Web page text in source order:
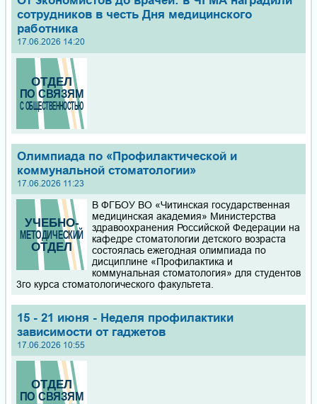
сотрудников в честь Дня медицинского
работника
17.06.2026 14:20
Олимпиада по «Профилактической и
коммунальной стоматологии»
17.06.2026 11:23
В ФГБОУ ВО «Читинская государственная
медицинская академия» Министерства
здравоохранения Российской Федерации на
кафедре стоматологии детского возраста
состоялась ежегодная олимпиада по
дисциплине «Профилактика и
коммунальная стоматология» для студентов
3го курса стоматологического факультета.
15 - 21 июня - Неделя профилактики
зависимости от гаджетов
17.06.2026 10:55